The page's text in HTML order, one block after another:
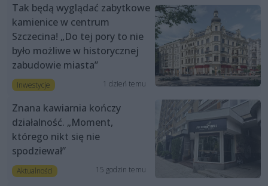
Tak będą wyglądać zabytkowe
kamienice w centrum
Szczecina! „Do tej pory to nie
było możliwe w historycznej
zabudowie miasta”
Inwestycje 1 dzień temu
Znana kawiarnia kończy
działalność. „Moment,
którego nikt się nie
spodziewał”
Aktualności 15 godzin temu